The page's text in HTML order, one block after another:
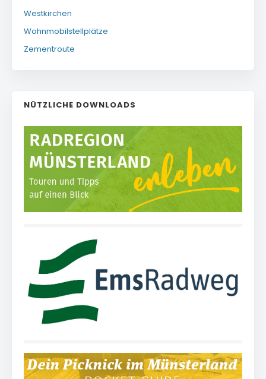
Westkirchen
Wohnmobilstellplätze
Zementroute
NÜTZLICHE DOWNLOADS